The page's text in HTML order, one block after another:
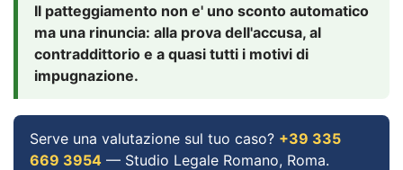
Il patteggiamento non e' uno sconto automatico
ma una rinuncia: alla prova dell'accusa, al
contraddittorio e a quasi tutti i motivi di
impugnazione.
Serve una valutazione sul tuo caso? +39 335
669 3954 — Studio Legale Romano, Roma.